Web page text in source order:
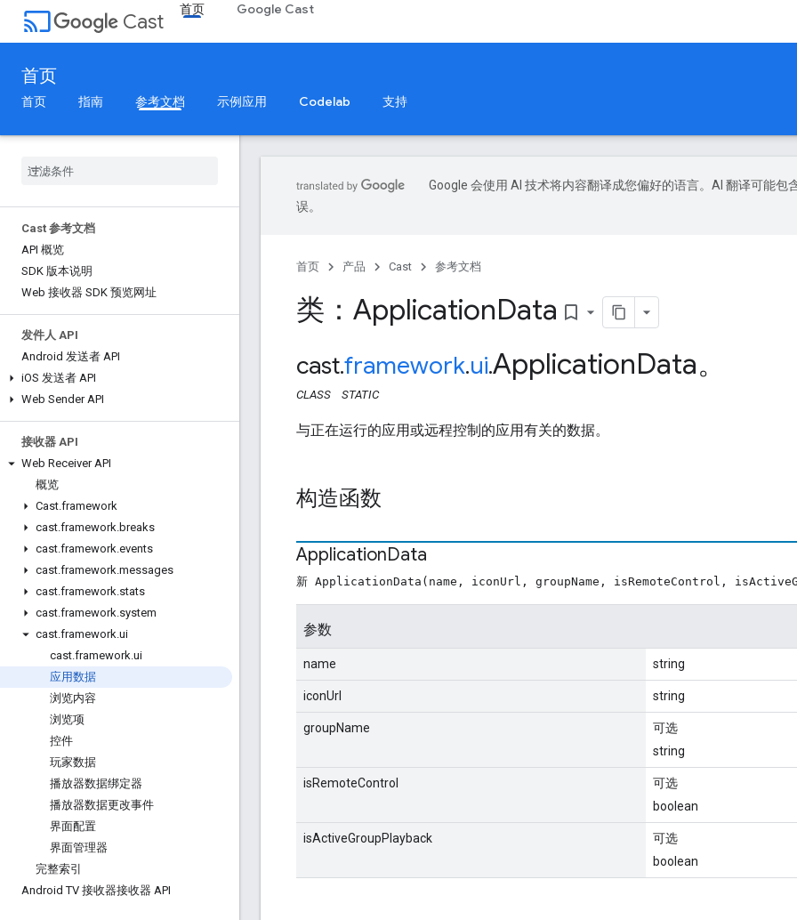
cast Cast
首页 Google Cast
首页
首页 指南 参考文档 示例应用 Codelab 支持
Cast 参考文档
API 概览
SDK 版本说明
Web 接收器 SDK 预览网址
发件人 API
Android 发送者 API
iOS 发送者 API
Web Sender API
接收器 API
Web Receiver API
概览
Cast.framework
cast.framework.breaks
cast.framework.events
cast.framework.messages
cast.framework.stats
cast.framework.system
cast.framework.ui
cast.framework.ui
应用数据
浏览内容
浏览项
控件
玩家数据
播放器数据绑定器
播放器数据更改事件
界面配置
界面管理器
完整索引
Android TV 接收器接收器 API
Google 会使用 AI 技术将内容翻译成您偏好的语言。AI 翻译可能包
误。
首页 产品 Cast 参考文档
类：ApplicationData bookmark_border
cast.framework.ui.ApplicationData。
CLASS STATIC
与正在运行的应用或远程控制的应用有关的数据。
构造函数
ApplicationData
新 ApplicationData(name, iconUrl, groupName, isRemoteControl,
参数
name string
iconUrl string
groupName
可选
string
isRemoteControl
可选
boolean
isActiveGroupPlayback
可选
boolean